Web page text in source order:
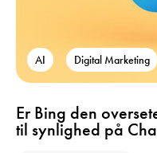
AI Digital Marketing
Er Bing den
til synlighed på